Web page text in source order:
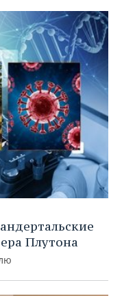
Плутона